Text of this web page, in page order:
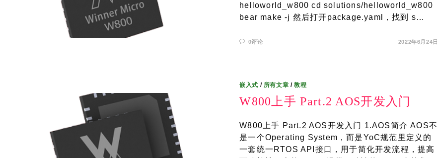
helloworld_w800 cd solutions/helloworld_w800
bear make -j 然后打开package.yaml，找到 s…
0评论 2022年6月24日
嵌入式 / 所有文章 /教程
W800上手 Part.2 AOS开发入门
W800上手 Part.2 AOS开发入门 1.AOS简介 AOS不
是一个Operating System，而是YoC规范里定义的
一套统一RTOS API接口，用于简化开发流程，提高